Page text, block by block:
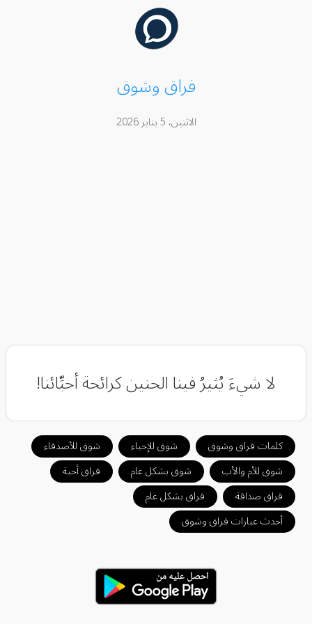
فراق وشوق
الاثنين، 5 يناير 2026
‏لا شيءَ يُثيرُ فينا الحنين كرائحة أحبِّائنا!
كلمات فراق وشوق شوق للإحباء
شوق للأصدقاء
شوق للأم والأب
شوق بشكل عام
فراق أحبة
فراق صداقة
فراق بشكل عام
أحدث عبارات فراق وشوق